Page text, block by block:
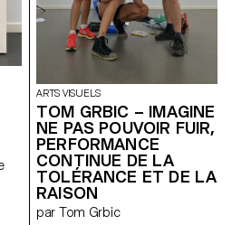
ARTS VISUELS
TOM GRBIC – IMAGINE
NE PAS POUVOIR FUIR,
PERFORMANCE
CONTINUE DE LA
TOLÉRANCE ET DE LA
RAISON
par Tom Grbic